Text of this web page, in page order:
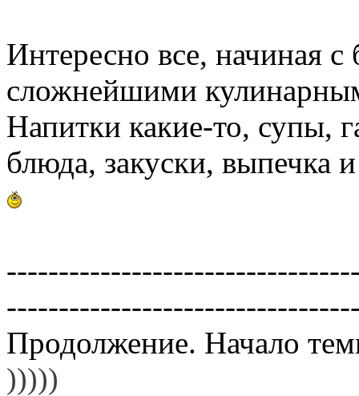
Интересно все, начиная с
сложнейшими
Напитки какие-то, супы,
блюда, закуски, выпечка
Продолжение. Начало
)))))